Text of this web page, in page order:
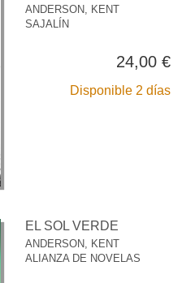
ANDERSON, KENT
SAJALÍN
24,00 €
Disponible 2 días
EL SOL VERDE
ANDERSON, KENT
ALIANZA DE NOVELAS